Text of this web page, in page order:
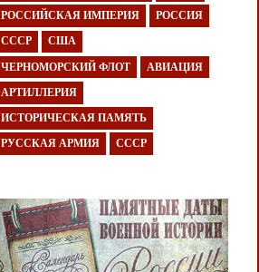
РОССИЙСКАЯ ИМПЕРИЯ РОССИЯ
СССР США
ЧЕРНОМОРСКИЙ ФЛОТ АВИАЦИЯ
АРТИЛЛЕРИЯ
ИСТОРИЧЕСКАЯ ПАМЯТЬ
РУССКАЯ АРМИЯ СССР